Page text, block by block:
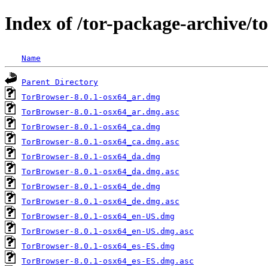
Index of /tor-package-archive/
Name
Parent Directory
TorBrowser-8.0.1-osx64_ar.dmg
TorBrowser-8.0.1-osx64_ar.dmg.asc
TorBrowser-8.0.1-osx64_ca.dmg
TorBrowser-8.0.1-osx64_ca.dmg.asc
TorBrowser-8.0.1-osx64_da.dmg
TorBrowser-8.0.1-osx64_da.dmg.asc
TorBrowser-8.0.1-osx64_de.dmg
TorBrowser-8.0.1-osx64_de.dmg.asc
TorBrowser-8.0.1-osx64_en-US.dmg
TorBrowser-8.0.1-osx64_en-US.dmg.asc
TorBrowser-8.0.1-osx64_es-ES.dmg
TorBrowser-8.0.1-osx64_es-ES.dmg.asc